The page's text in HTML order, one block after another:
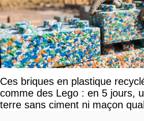
Ces briques en plastique
comme des Lego : en 5 jours,
terre sans ciment ni maçon